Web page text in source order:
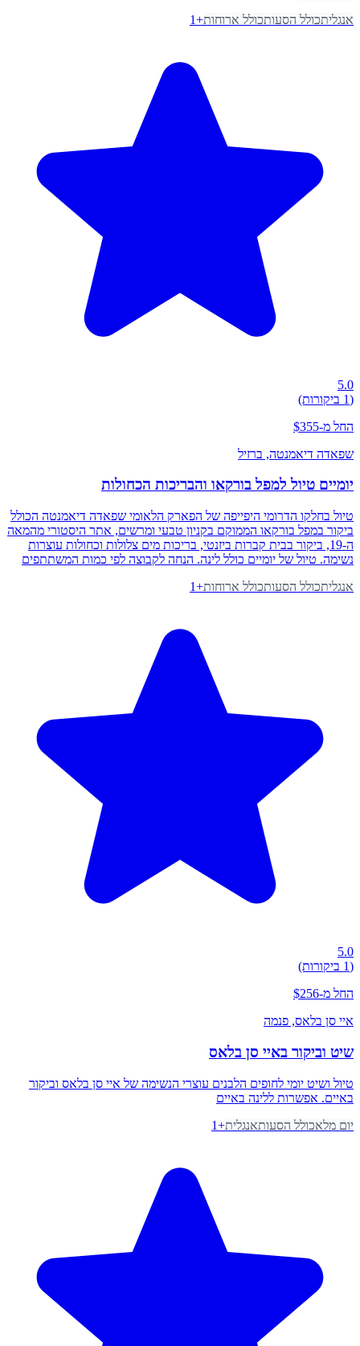
אנגליתכולל הסעותכולל ארוחות+
1
5.0
(1 ביקורות)
החל מ-$355
שפאדה דיאמנטה, ברזיל
יומיים טיול למפל בורקאו והבריכות הכחולות
טיול בחלקו הדרומי היפייפה של הפארק הלאומי שפאדה דיאמנטה הכולל
ביקור במפל בורקאו הממוקם בקניון טבעי ומרשים, אתר היסטורי מהמאה
ה-19, ביקור בבית קברות ביזנטי, בריכות מים צלולות וכחולות עוצרות
נשימה. טיול של יומיים כולל לינה. הנחה לקבוצה לפי כמות המשתתפים
אנגליתכולל הסעותכולל ארוחות+
1
5.0
(1 ביקורות)
החל מ-$256
איי סן בלאס, פנמה
שיט וביקור באיי סן בלאס
טיול ושיט יומי לחופים הלבנים עוצרי הנשימה של איי סן בלאס וביקור
באיים. אפשרות ללינה באיים
יום מלאכולל הסעותאנגלית+
1